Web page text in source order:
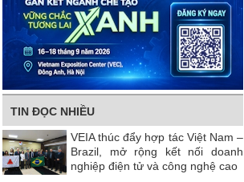
TIN ĐỌC NHIỀU
VEIA thúc đẩy hợp tác Việt Nam –
Brazil, mở rộng kết nối doanh
nghiệp điện tử và công nghệ cao